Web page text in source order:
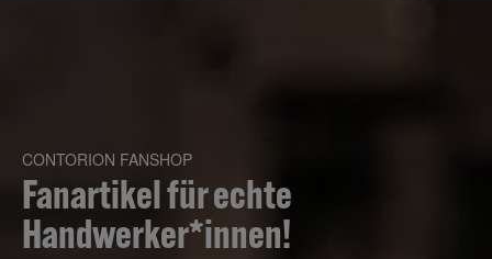
CONTORION FANSHOP
Fanartikel für echte
Handwerker*innen!